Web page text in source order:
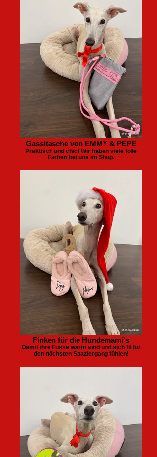
Gassitasche von EMMY & PEPE
Praktisch und chic! Wir haben viele tolle
Farben bei uns im Shop.
Finken für die Hundemami's
Damit ihre Füsse warm sind und sich fit für
den nächsten Spaziergang fühlen!